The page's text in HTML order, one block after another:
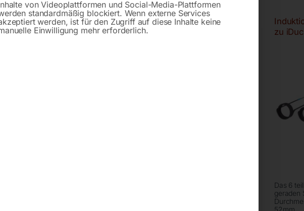
komplett
Induktionsheizkopf komplett
schmale Bauweise
zu
Das 6
geraden
von Videoplattformen und Social-Media-Plattformen
standardmäßig blockiert. Wenn externe Services
werden, ist für den Zugriff auf diese Inhalte keine
Einwilligung mehr erforderlich.